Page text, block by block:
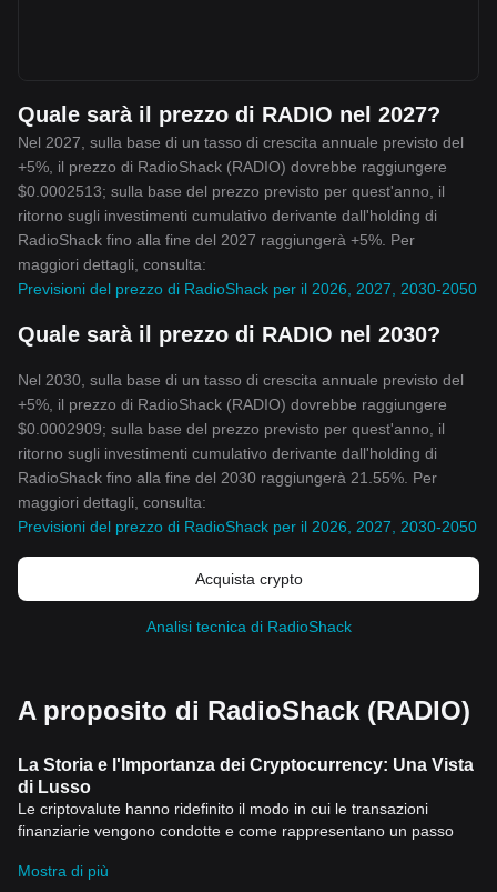
Quale sarà il prezzo di RADIO nel 2027?
Nel 2027, sulla base di un tasso di crescita annuale previsto del
+5%, il prezzo di RadioShack (RADIO) dovrebbe raggiungere
$0.0002513; sulla base del prezzo previsto per quest'anno, il
ritorno sugli investimenti cumulativo derivante dall'holding di
RadioShack fino alla fine del 2027 raggiungerà +5%. Per
maggiori dettagli, consulta:
Previsioni del prezzo di RadioShack per il 2026, 2027, 2030-2050
Quale sarà il prezzo di RADIO nel 2030?
Nel 2030, sulla base di un tasso di crescita annuale previsto del
+5%, il prezzo di RadioShack (RADIO) dovrebbe raggiungere
$0.0002909; sulla base del prezzo previsto per quest'anno, il
ritorno sugli investimenti cumulativo derivante dall'holding di
RadioShack fino alla fine del 2030 raggiungerà 21.55%. Per
maggiori dettagli, consulta:
Previsioni del prezzo di RadioShack per il 2026, 2027, 2030-2050
Acquista crypto
Analisi tecnica di RadioShack
A proposito di RadioShack (RADIO)
La Storia e l'Importanza dei Cryptocurrency: Una Vista
di Lusso
Le criptovalute hanno ridefinito il modo in cui le transazioni
finanziarie vengono condotte e come rappresentano un passo
storia delle criptovalute, nonostante sia relativamente breve
Mostra di più